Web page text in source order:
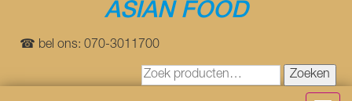
ASIAN FOOD
☎ bel ons: 070-3011700
Zoeken